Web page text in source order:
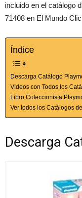
incluido en el catálogo
71408 en El Mundo
Índice
Descarga Catálogo
Videos con Todos los
Libro Coleccionista
Ver todos los Catálogos
Descarga